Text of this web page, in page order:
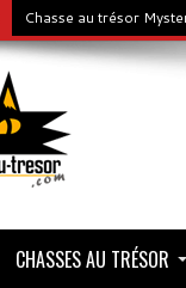
Chasse au trésor
CHASSES AU TRÉSOR